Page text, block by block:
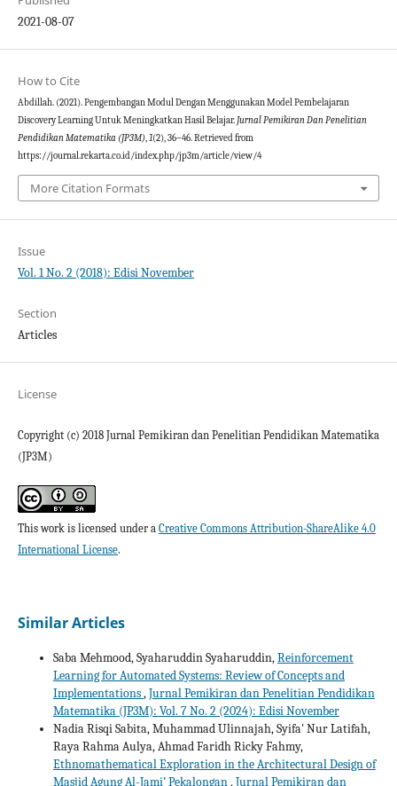
2021-08-07
How to Cite
Abdillah. (2021). Pengembangan Modul Dengan Menggunakan Model Pembelajaran
Discovery Learning Untuk Meningkatkan Hasil Belajar. Jurnal Pemikiran Dan Penelitian
Pendidikan Matematika (JP3M),1(2), 36–46. Retrieved from
https://journal.rekarta.co.id/index.php/jp3m/article/view/4
More Citation Formats
Issue
Vol. 1 No. 2 (2018): Edisi November
Section
Articles
License
Copyright (c) 2018 Jurnal Pemikiran dan Penelitian Pendidikan Matematika
(JP3M)
This work is licensed under a Creative Commons Attribution-ShareAlike 4.0
International License.
Similar Articles
Saba Mehmood, Syaharuddin Syaharuddin,Reinforcement
Learning for Automated Systems: Review of Concepts and
Implementations,Jurnal Pemikiran dan Penelitian Pendidikan
Matematika (JP3M): Vol. 7 No. 2 (2024): Edisi November
Nadia Risqi Sabita, Muhammad Ulinnajah, Syifa' Nur Latifah,
Raya Rahma Aulya, Ahmad Faridh Ricky Fahmy,
Ethnomathematical Exploration in the Architectural Design of
Masjid Agung Al-Jami’ Pekalongan,Jurnal Pemikiran dan